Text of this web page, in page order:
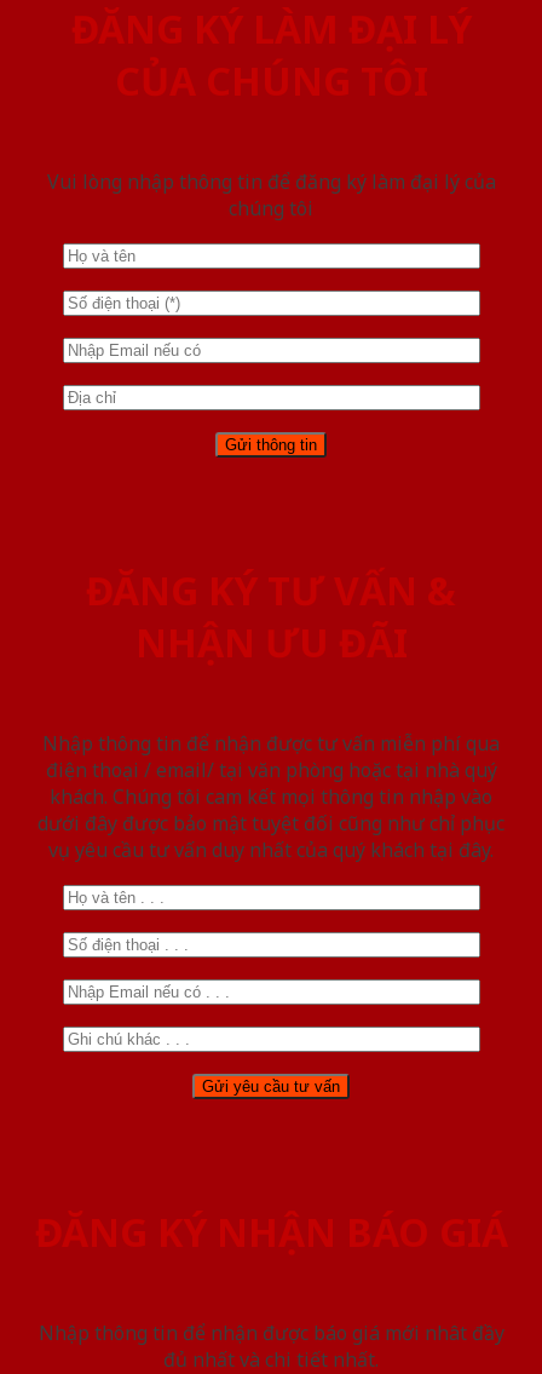
ĐĂNG KÝ LÀM ĐẠI LÝ
CỦA CHÚNG TÔI
Vui lòng nhập thông tin để đăng ký làm đại lý của
chúng tôi
ĐĂNG KÝ TƯ VẤN &
NHẬN ƯU ĐÃI
Nhập thông tin để nhận được tư vấn miễn phí qua
điện thoại / email/ tại văn phòng hoặc tại nhà quý
khách. Chúng tôi cam kết mọi thông tin nhập vào
dưới đây được bảo mật tuyệt đối cũng như chỉ phục
vụ yêu cầu tư vấn duy nhất của quý khách tại đây.
ĐĂNG KÝ NHẬN BÁO GIÁ
Nhập thông tin để nhận được báo giá mới nhât đầy
đủ nhất và chi tiết nhất.